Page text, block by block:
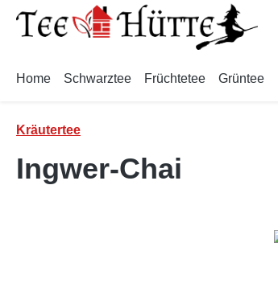
Hauptinhalt springen
Zur Suche springen
Zur Hauptnavigation springen
Home Schwarztee Früchtetee Grüntee
Kräutertee
Ingwer-Chai